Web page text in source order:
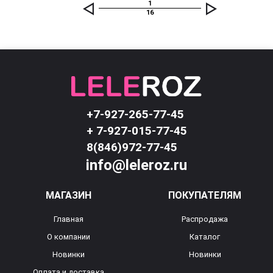
1
16
+7-927-265-77-45
+ 7-927-015-77-45
8(846)972-77-45
info@leleroz.ru
МАГАЗИН
Главная
О компании
Новинки
ПОКУПАТЕЛЯМ
Распродажа
Каталог
Новинки